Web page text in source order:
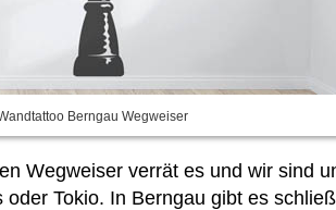
Berngau Wegweiser
Wegweiser verrät es und wir sind
Tokio. In Berngau gibt es